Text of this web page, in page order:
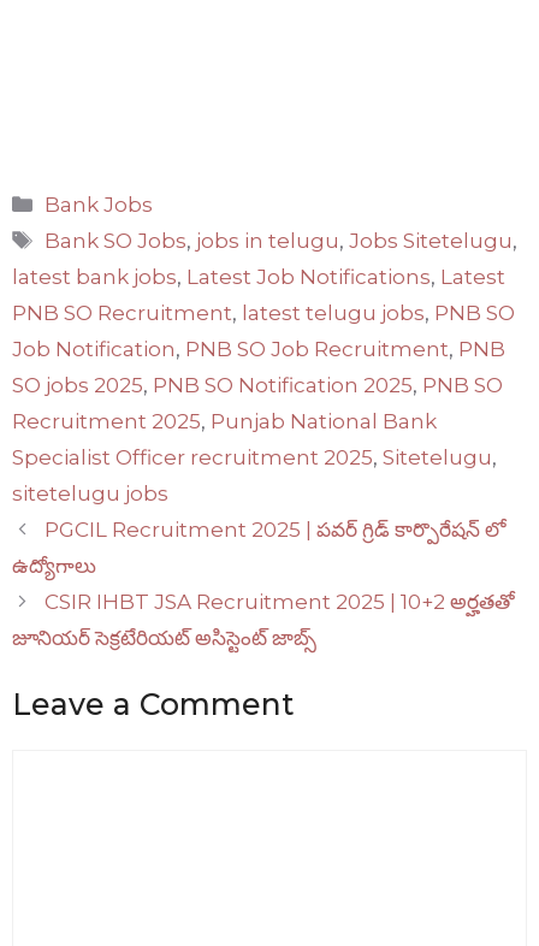
Categories
Bank Jobs
Tags
Bank SO Jobs, jobs in telugu,Jobs Sitetelugu,
latest bank jobs, Latest Job Notifications, Latest
PNB SO Recruitment, latest telugu jobs, PNB SO
Job Notification, PNB SO Job Recruitment, PNB
SO jobs 2025, PNB SO Notification 2025, PNB SO
Recruitment 2025, Punjab National Bank
Specialist Officer recruitment 2025, Sitetelugu,
sitetelugu jobs
PGCIL Recruitment 2025 | పవర్ గ్రిడ్ కార్పొరేషన్ లో
ఉద్యోగాలు
CSIR IHBT JSA Recruitment 2025 | 10+2 అర్హతతో
జూనియర్ సెక్రటేరియట్ అసిస్టెంట్ జాబ్స్
Leave a Comment